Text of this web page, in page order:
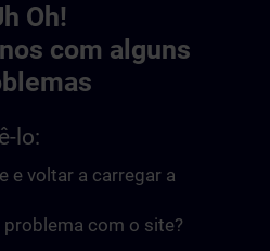
Oh!
com alguns
lo:
e voltar a carregar a
problema com o site?